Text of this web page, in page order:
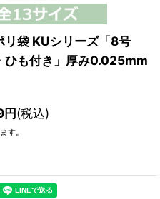
リ袋 KUシリーズ「8号
も付き」厚み0.025mm
円(税込)
す。